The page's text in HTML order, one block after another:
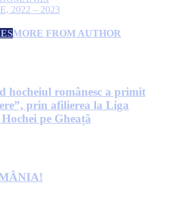
2022 – 2023
MORE FROM AUTHOR
hocheiul românesc a primit
prin afilierea la Liga
pe Gheață